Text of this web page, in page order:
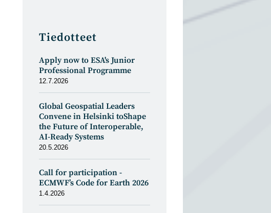
Tiedotteet
Apply now to ESA's Junior
Professional Programme
12.7.2026
Global Geospatial Leaders
Convene in Helsinki toShape
the Future of Interoperable,
AI-Ready Systems
20.5.2026
Call for participation -
ECMWF’s Code for Earth 2026
1.4.2026